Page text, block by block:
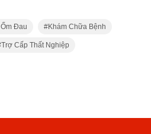
Đau Khám Chữa Bệnh
Trợ Cấp Thất Nghiệp